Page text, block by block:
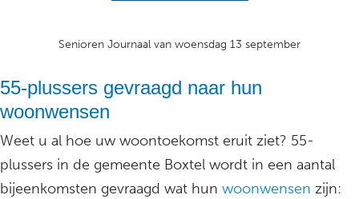
Senioren Journaal van woensdag 13 september
55-plussers gevraagd naar hun
woonwensen
Weet u al hoe uw woontoekomst eruit ziet? 55-
plussers in de gemeente Boxtel wordt in een aantal
bijeenkomsten gevraagd wat hun woonwensen zijn: